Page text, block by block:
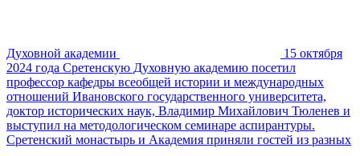
Духовной академии
15 октября
2024 года Сретенскую Духовную академию посетил
профессор кафедры всеобщей истории и международных
отношений Ивановского государственного университета,
доктор исторических наук, Владимир Михайлович Тюленев и
выступил на методологическом семинаре аспирантуры.
Сретенский монастырь и Академия приняли гостей из разных